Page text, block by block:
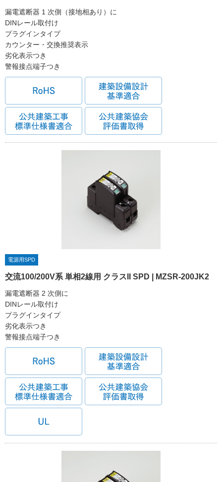
漏電遮断器 1 次側（接地相あり）に
DINレール取付け
プラグインタイプ
カウンター・交換推奨表示
劣化表示つき
警報接点端子つき
電源用SPD
交流100/200V系 単相2線用 クラスII SPD | MZSR-200JK2
漏電遮断器 2 次側に
DINレール取付け
プラグインタイプ
劣化表示つき
警報接点端子つき